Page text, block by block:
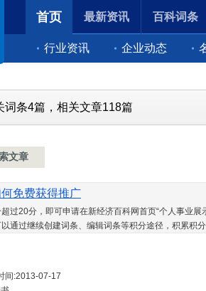
首页
行业资讯 企业动态
最新资讯 百科词条
词条4篇，相关文章118篇
文章
免费获得推广
过20分，即可申请在新经济百科网首页“个人事业
通过继续创建词条、编辑词条等积分途径，积累积
间:2013-07-17